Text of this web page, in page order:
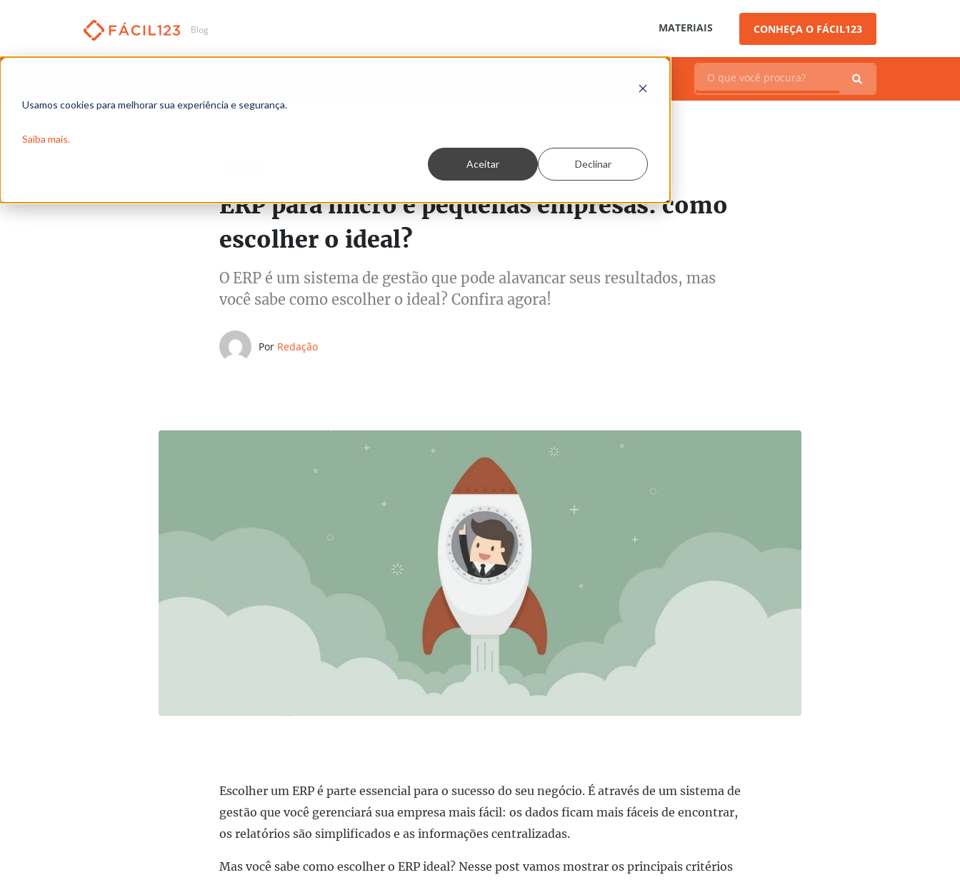
Usamos cookies para melhorar sua experiência e segurança.
Saiba mais.
Aceitar Declinar
MATERIAIS CONHEÇA O FÁCIL123
ERP para micro e pequenas empresas: como
escolher o ideal?
O ERP é um sistema de gestão que pode alavancar seus resultados, mas
você sabe como escolher o ideal? Confira agora!
Por Redação
Escolher um ERP é parte essencial para o sucesso do seu negócio. É através de um sistema de
gestão que você gerenciará sua empresa mais fácil: os dados ficam mais fáceis de encontrar,
os relatórios são simplificados e as informações centralizadas.
Mas você sabe como escolher o ERP ideal? Nesse post vamos mostrar os principais critérios